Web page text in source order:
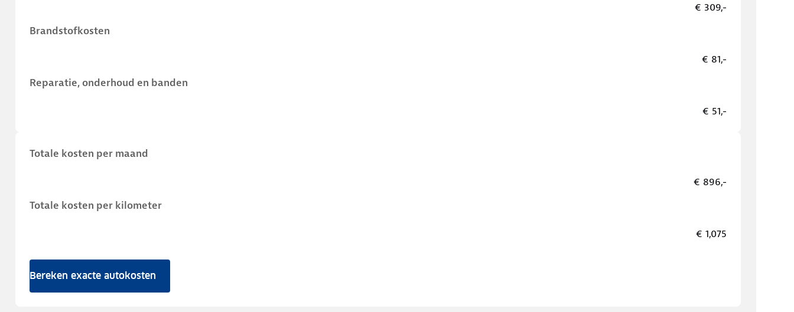
€ 309,-
Brandstofkosten
€ 81,-
Reparatie, onderhoud en banden
€ 51,-
Totale kosten per maand
€ 896,-
Totale kosten per kilometer
€ 1,075
Bereken exacte autokosten